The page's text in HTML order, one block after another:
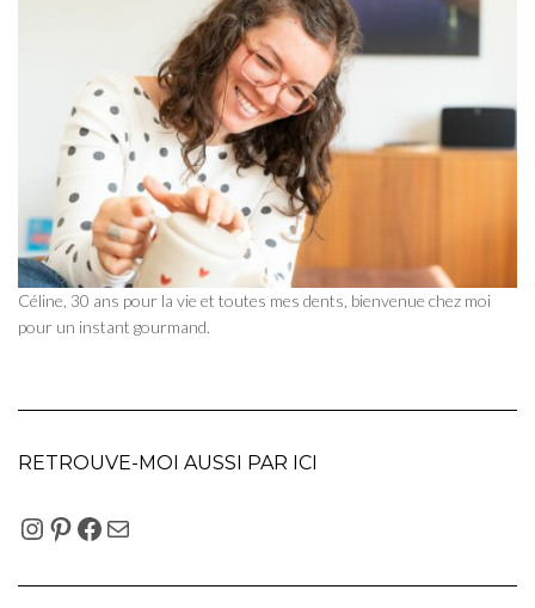
Céline, 30 ans pour la vie et toutes mes dents, bienvenue chez moi
pour un instant gourmand.
RETROUVE-MOI AUSSI PAR ICI
INSTAGRAM
PINTEREST
FACEBOOK
E-MAIL